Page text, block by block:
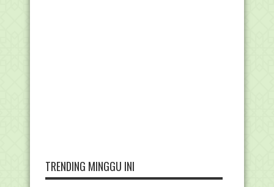
TRENDING MINGGU INI